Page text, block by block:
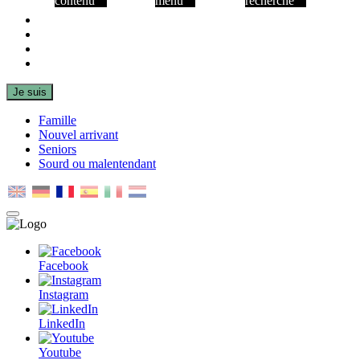
Je suis
Famille
Nouvel arrivant
Seniors
Sourd ou malentendant
MENU
PRINCIPAL
Facebook
Instagram
LinkedIn
Youtube